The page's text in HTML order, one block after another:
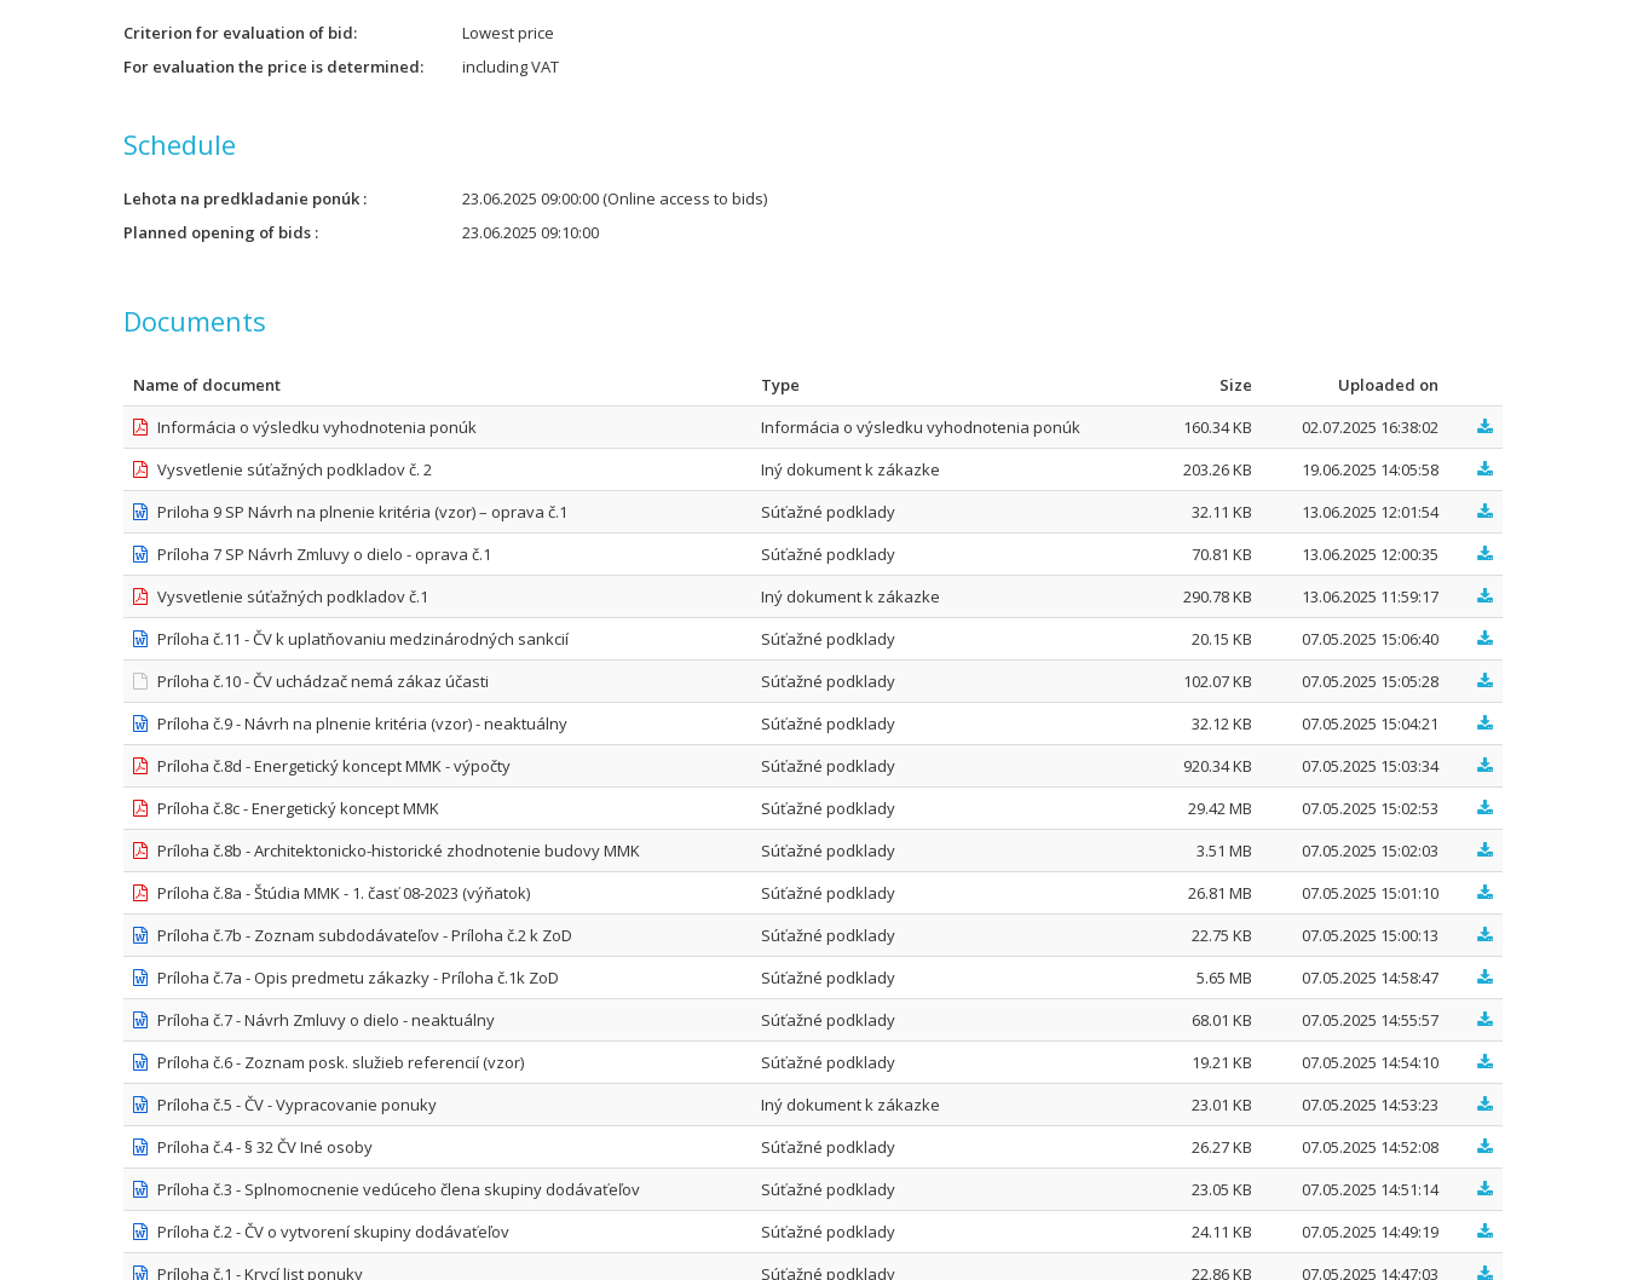
Criterion for evaluation of bid
Lowest price
For evaluation the price is determined
including VAT
Schedule
Lehota na predkladanie ponúk 23.06.2025 09:00:00(Online access to bids)
Planned opening of bids
23.06.2025 09:10:00
Documents
Name of document Type Size
Uploaded on
Informácia o výsledku vyhodnotenia ponúk
Informácia o výsledku vyhodnotenia ponúk 160.34 KB
02.07.2025 16:38:02
Vysvetlenie súťažných podkladov č. 2
Iný dokument k zákazke 203.26 KB
19.06.2025 14:05:58
Priloha 9 SP Návrh na plnenie kritéria (vzor) – oprava č.1
Súťažné podklady 32.11 KB
13.06.2025 12:01:54
Príloha 7 SP Návrh Zmluvy o dielo - oprava č.1
Súťažné podklady 70.81 KB
13.06.2025 12:00:35
Vysvetlenie súťažných podkladov č.1
Iný dokument k zákazke 290.78 KB
13.06.2025 11:59:17
Príloha č.11 - ČV k uplatňovaniu medzinárodných sankcií
Súťažné podklady 20.15 KB
07.05.2025 15:06:40
Príloha č.10 - ČV uchádzač nemá zákaz účasti
Súťažné podklady 102.07 KB
07.05.2025 15:05:28
Príloha č.9 - Návrh na plnenie kritéria (vzor) - neaktuálny
Súťažné podklady 32.12 KB
07.05.2025 15:04:21
Príloha č.8d - Energetický koncept MMK - výpočty
Súťažné podklady 920.34 KB
07.05.2025 15:03:34
Príloha č.8c - Energetický koncept MMK
Súťažné podklady 29.42 MB
07.05.2025 15:02:53
Príloha č.8b - Architektonicko-historické zhodnotenie budovy MMK
Súťažné podklady 3.51 MB
07.05.2025 15:02:03
Príloha č.8a - Štúdia MMK - 1. časť 08-2023 (výňatok)
Súťažné podklady 26.81 MB
07.05.2025 15:01:10
Príloha č.7b - Zoznam subdodávateľov - Príloha č.2 k ZoD
Súťažné podklady 22.75 KB
07.05.2025 15:00:13
Príloha č.7a - Opis predmetu zákazky - Príloha č.1k ZoD
Súťažné podklady 5.65 MB
07.05.2025 14:58:47
Príloha č.7 - Návrh Zmluvy o dielo - neaktuálny
Súťažné podklady 68.01 KB
07.05.2025 14:55:57
Príloha č.6 - Zoznam posk. služieb referencií (vzor)
Súťažné podklady 19.21 KB
07.05.2025 14:54:10
Príloha č.5 - ČV - Vypracovanie ponuky
Iný dokument k zákazke 23.01 KB
07.05.2025 14:53:23
Príloha č.4 - § 32 ČV Iné osoby
Súťažné podklady 26.27 KB
07.05.2025 14:52:08
Príloha č.3 - Splnomocnenie vedúceho člena skupiny dodávaťeľov
Súťažné podklady 23.05 KB
07.05.2025 14:51:14
Príloha č.2 - ČV o vytvorení skupiny dodávaťeľov
Súťažné podklady 24.11 KB
07.05.2025 14:49:19
Príloha č.1 - Krycí list ponuky
Súťažné podklady 22.86 KB 07.05.2025 14:47:03